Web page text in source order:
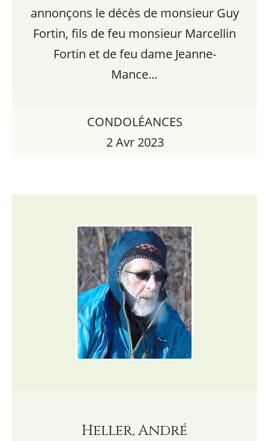
annonçons le décès de monsieur Guy
Fortin, fils de feu monsieur Marcellin
Fortin et de feu dame Jeanne-
Mance…
CONDOLÉANCES
2 Avr 2023
Heller, André